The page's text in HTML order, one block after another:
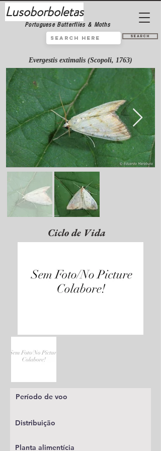
Lusoborboletas
Portuguese Butterflies & Moths
Search
Evergestis extimalis (Scopoli, 1763)
Ciclo de Vida
Período de voo
Distribuição
Planta alimentícia